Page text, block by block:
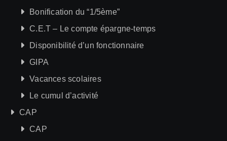
Bonification du “1/5ème”
C.E.T – Le compte épargne-temps
Disponibilité d’un fonctionnaire
GIPA
Vacances scolaires
Le cumul d’activité
CAP
CAP